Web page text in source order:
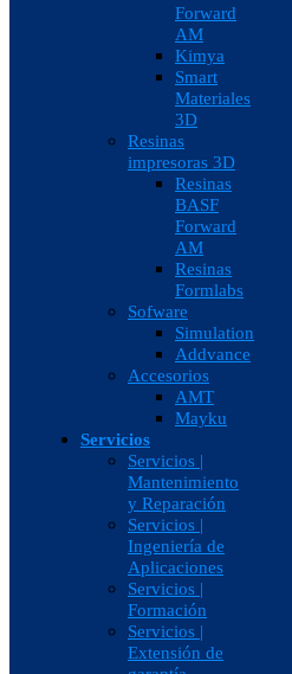
Forward
AM
Kimya
Smart
Materiales
3D
Resinas
impresoras 3D
Resinas
BASF
Forward
AM
Resinas
Formlabs
Sofware
Simulation
Addvance
Accesorios
AMT
Mayku
Servicios
Servicios |
Mantenimiento
y Reparación
Servicios |
Ingeniería de
Aplicaciones
Servicios |
Formación
Servicios |
Extensión de